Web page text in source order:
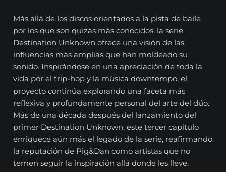
Más allá de los discos orientados a la pista de baile
por los que son quizás más conocidos, la serie
Destination Unknown ofrece una visión de las
influencias más amplias que han moldeado su
sonido. Inspirándose en una apreciación de toda la
vida por el trip-hop y la música downtempo, el
proyecto continúa explorando una faceta más
reflexiva y profundamente personal del arte del dúo.
Más de una década después del lanzamiento del
primer Destination Unknown, este tercer capítulo
enriquece aún más el legado de la serie, reafirmando
la reputación de Pig&Dan como artistas que no
temen seguir la inspiración allá donde les lleve.